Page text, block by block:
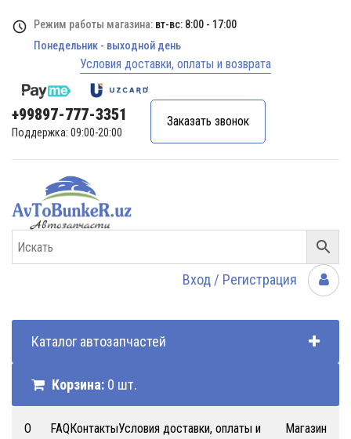
Режим работы магазина: вт-вс: 8:00 - 17:00
Понедельник - выходной день
Условия доставки, оплаты и возврата
+99897-777-3351
Поддержка: 09:00-20:00
Заказать звонок
Вход / Регистрация
Каталог автозапчастей
Корзина: 0 шт.
О
FAQКонтактыУсловия доставки, оплаты и
Магазин